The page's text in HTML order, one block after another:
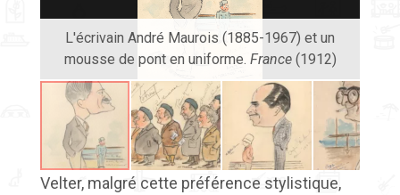
L'écrivain André Maurois (1885-1967) et un
mousse de pont en uniforme. France(1912)
Velter, malgré cette préférence stylistique,